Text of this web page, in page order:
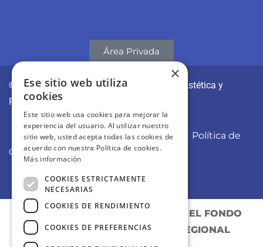
Área Privada
© CLÍNICAS REVITAE | Medicina y Cirugía Estética y
Regenerativa
Aviso Legal Política de Privacidad
Política de
Cookies
PROYECTO COFINANCIADO POR EL FONDO
EUROPEO DE DESARROLLO REGIONAL
×
Ese sitio web utiliza
cookies
Este sitio web usa cookies para mejorar la
experiencia del usuario. Al utilizar nuestro
sitio web, usted acepta todas las cookies de
acuerdo con nuestra Política de cookies.
Más información
COOKIES ESTRICTAMENTE
NECESARIAS
COOKIES DE RENDIMIENTO
COOKIES DE PREFERENCIAS